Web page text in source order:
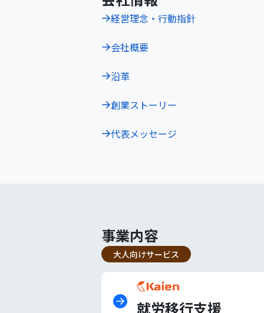
経営理念・行動指針
会社概要
沿革
創業ストーリー
代表メッセージ
事業内容
大人向けサービス
就労移行支援